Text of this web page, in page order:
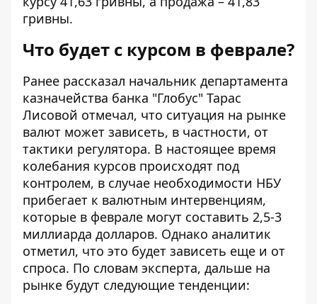
гривны.
Что будет с курсом в феврале?
Ранее рассказал начальник департамента
казначейства банка "Глобус" Тарас
Лисовой отмечал, что ситуация на рынке
валют может зависеть, в частности, от
тактики регулятора. В настоящее время
колебания курсов происходят под
контролем, в случае необходимости НБУ
прибегает к валютным интервенциям,
которые в феврале могут составить 2,5-3
миллиарда долларов. Однако аналитик
отметил, что это будет зависеть еще и от
спроса. По словам эксперта, дальше на
рынке будут следующие тенденции: